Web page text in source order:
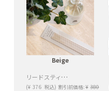
Beige
リードスティック（Beige）
(¥ 376 税込) 割引前価格:¥ 380